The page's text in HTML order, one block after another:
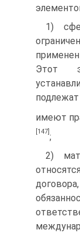
1)
Этот
имеют
[147]
;
2)